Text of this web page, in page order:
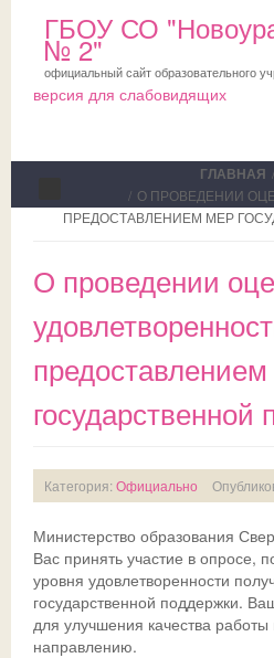
ГБОУ СО
№ 2"
официальный сайт образовательного
версия для слабовидящих
Сведения об ОО
Школа
О школе
Новости
Официально
Дни открытых дверей
Планы
Исполнение
Общешкольные
Профсоюз
Доска почета
История
Традиции
ПМПК
Документы на ПМПК
Рекомендации ПМПК для
Медблок
Обучающимся
Команда волонтеров
Совет обучающихся
Телефон доверия
ГИА-2026
Школьная служба примирения
Безопасность детей в летний
НОКО
Ссылки
ДИСТАНТ
СФЕРУМ - sferum.ru
ВК
ГЛАВНАЯ /
/ О ПРОВЕДЕНИИ
ПРЕДОСТАВЛЕНИЕМ МЕР
О проведении
государственной
Категория: Официально
Министерство образования
Вас принять участие в опросе,
уровня удовлетворенности
государственной поддержки.
для улучшения качества
направлению.